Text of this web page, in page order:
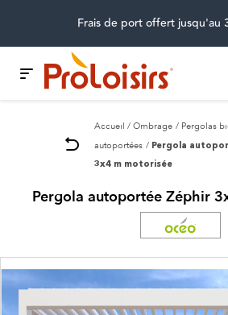
Frais de port offert jusqu'au
Accueil Ombrage
Pergolas
autoportées
Pergola
3x4 m motorisée
Pergola autoportée Zéphir